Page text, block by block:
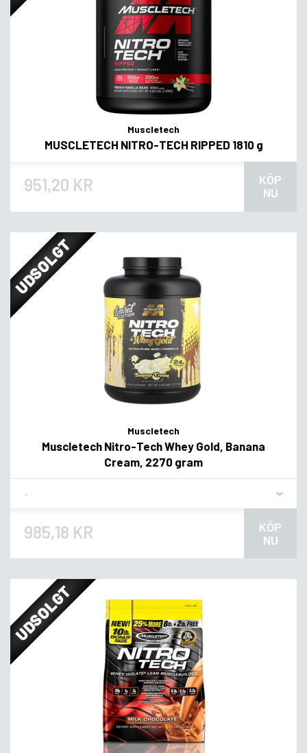
Muscletech
MUSCLETECH NITRO-TECH RIPPED 1810 g
951,20 KR
KÖP
NU
UDSOLGT
Muscletech
Muscletech Nitro-Tech Whey Gold, Banana
Cream, 2270 gram
985,18 KR
KÖP
NU
UDSOLGT